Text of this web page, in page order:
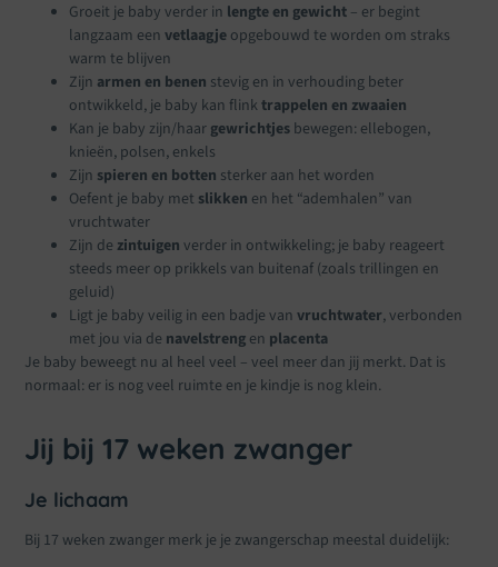
Groeit je baby verder in lengte en gewicht – er begint
langzaam eenvetlaagje opgebouwd te worden om straks
warm te blijven
Zijn armen en benen stevig en in verhouding beter
ontwikkeld, je baby kan flinktrappelen en zwaaien
Kan je baby zijn/haar gewrichtjes bewegen: ellebogen,
knieën, polsen, enkels
Zijn spieren en botten sterker aan het worden
Oefent je baby met slikken en het “ademhalen” van
vruchtwater
Zijn de zintuigen verder in ontwikkeling; je baby reageert
steeds meer op prikkels van buitenaf (zoals trillingen en
geluid)
Ligt je baby veilig in een badje vanvruchtwater, verbonden
met jou via de navelstreng en placenta
Je baby beweegt nu al heel veel – veel meer dan jij merkt. Dat is
normaal: er is nog veel ruimte en je kindje is nog klein.
Jij bij 17 weken zwanger
Je lichaam
Bij 17 weken zwanger merk je je zwangerschap meestal duidelijk: